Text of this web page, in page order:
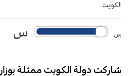
الكويت
س س
شاركت دولة الكويت ممثلة